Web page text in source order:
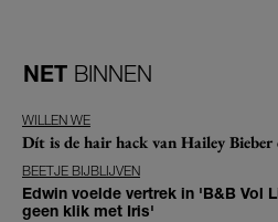
NET BINNEN
WILLEN WE
Dít is de hair hack van Hailey
BEETJE BIJBLIJVEN
Edwin voelde vertrek in 'B&B Vol
geen klik met Iris'